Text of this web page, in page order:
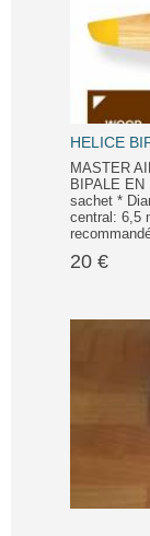
HELICE
MASTER
BIPALE EN
sachet *
central: 6,5
20 €